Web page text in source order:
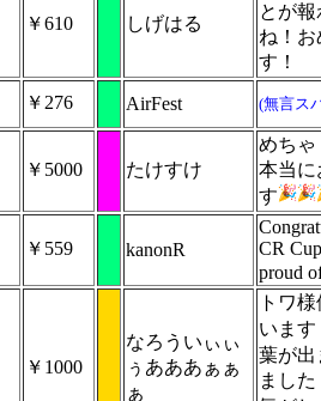
￥610 しげはる
とが
ね！
す！
￥276 AirFest (無言ス
￥5000 たけすけ
めちゃ
本当に
す
￥559 kanonR
CR
proud
￥1000
なろういぃぃ
ぅあああぁぁ
ぁ
トワ
いま
葉が出
まし